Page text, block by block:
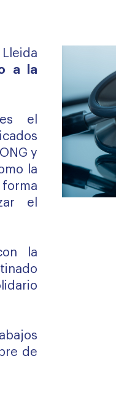
a la
el
y
la
el
la
de